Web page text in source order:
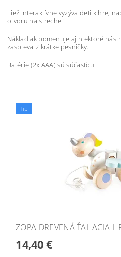
Tiež interaktívne vyzýva deti k hre,
otvoru na streche!"
Nákladiak pomenuje aj niektoré
zaspieva 2 krátke pesničky.
Batérie (2x AAA) sú súčasťou.
Tip
ZOPA DREVENÁ ŤAHACIA
14,40 €